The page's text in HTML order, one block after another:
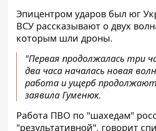
Эпицентром ударов был юг
ВСУ рассказывают о двух
которым шли дроны.
"Первая продолжалась три
два часа началась новая
работа и ущерб
заявила Гуменюк.
Работа ПВО по "шахедам"
"результативной", говорит